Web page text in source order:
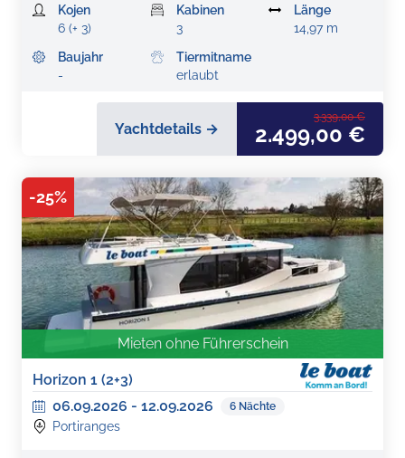
Kojen
6 (+ 3)
Kabinen
3
Länge
14,97 m
Baujahr
-
Tiermitname
erlaubt
Yachtdetails →
3.339,00 €
2.499,00 €
-25%
Mieten ohne Führerschein
Horizon 1 (2+3)
06.09.2026 - 12.09.2026 6 Nächte
Portiranges